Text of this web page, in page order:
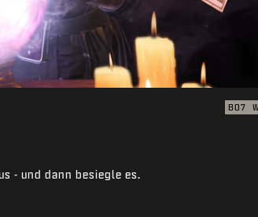
BO7
- und dann besiegle es.